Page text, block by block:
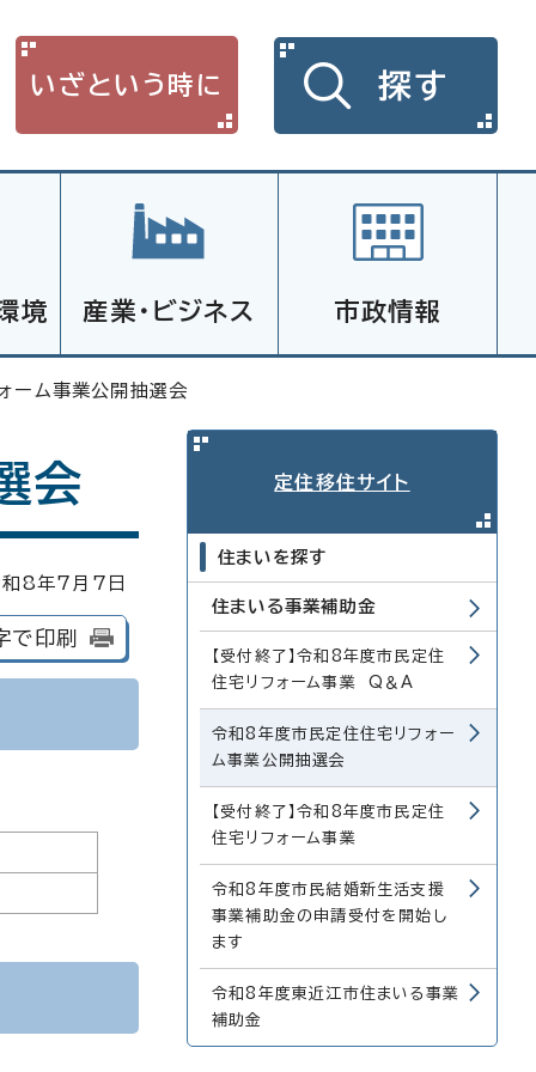
いざという時に 探す
境 産業・ビジネス 市政情報
ーム事業公開抽選会
会
8年7月7日
で印刷
定住移住サイト
住まいを探す
住まいる事業補助金
【受付終了】令和8年度市民定住
住宅リフォーム事業 Q＆A
令和8年度市民定住住宅リフォー
ム事業公開抽選会
【受付終了】令和8年度市民定住
住宅リフォーム事業
令和8年度市民結婚新生活支援
事業補助金の申請受付を開始し
ます
令和8年度東近江市住まいる事業
補助金